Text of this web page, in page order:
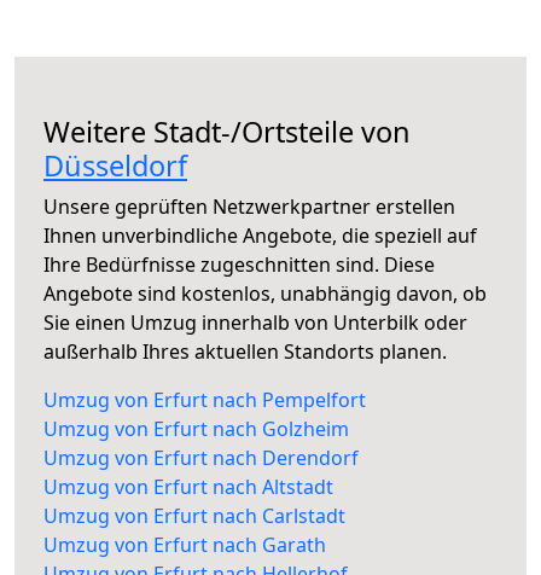
Weitere Stadt-/Ortsteile von
Düsseldorf
Unsere geprüften Netzwerkpartner erstellen
Ihnen unverbindliche Angebote, die speziell auf
Ihre Bedürfnisse zugeschnitten sind. Diese
Angebote sind kostenlos, unabhängig davon, ob
Sie einen Umzug innerhalb von Unterbilk oder
außerhalb Ihres aktuellen Standorts planen.
Umzug von Erfurt nach Pempelfort
Umzug von Erfurt nach Golzheim
Umzug von Erfurt nach Derendorf
Umzug von Erfurt nach Altstadt
Umzug von Erfurt nach Carlstadt
Umzug von Erfurt nach Garath